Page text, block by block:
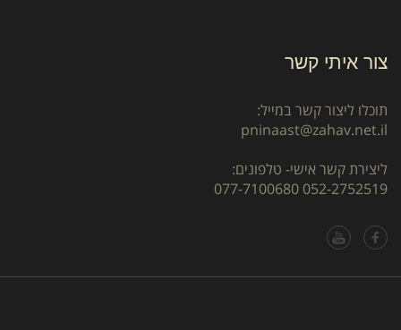
צור איתי קשר
תוכלו ליצור קשר במייל:
pninaast@zahav.net.il
ליצירת קשר אישי- טלפונים:
052-2752519
077-7100680